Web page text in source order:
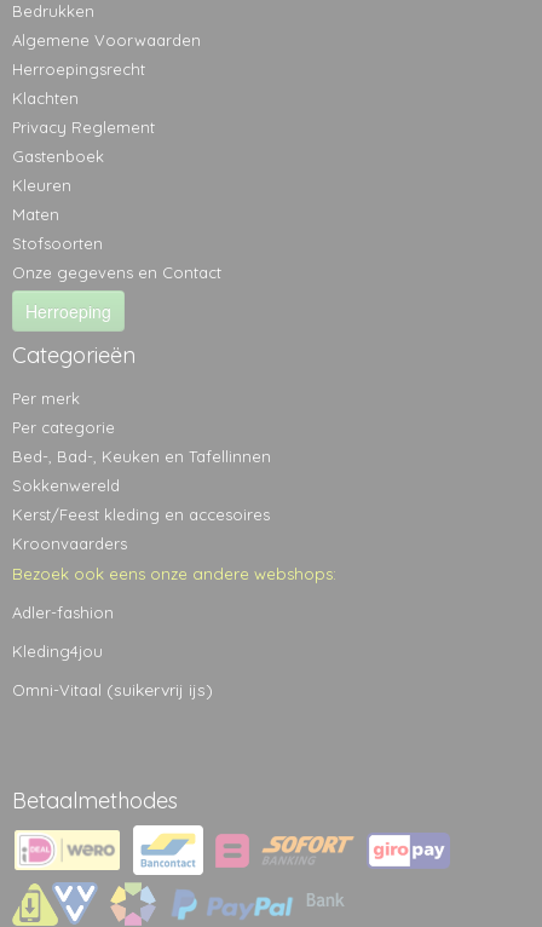
Bedrukken
Algemene Voorwaarden
Herroepingsrecht
Klachten
Privacy Reglement
Gastenboek
Kleuren
Maten
Stofsoorten
Onze gegevens en Contact
Herroeping
Categorieën
Per merk
Per categorie
Bed-, Bad-, Keuken en Tafellinnen
Sokkenwereld
Kerst/Feest kleding en accesoires
Kroonvaarders
Bezoek ook eens onze andere webshops:
Adler-fashion
Kleding4jou
Omni-Vitaal (suikervrij ijs)
Betaalmethodes